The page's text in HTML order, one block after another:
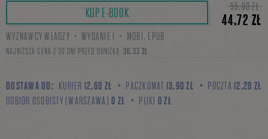
na
KUP E-BOOK 55,90 ZŁ
44,72 ZŁ
WYZNAWCY WŁADZY・WYDANIE I・MOBI, EPUB
NAJNIŻSZA CENA Z 30 DNI PRZED OBNIŻKĄ: 36,33 ZŁ
DOSTAWA OD: KURIER 12,60 ZŁ PACZKOMAT 13,90 ZŁ POCZTA 12,20 ZŁ
ODBIÓR OSOBISTY (WARSZAWA) 0 ZŁ PLIKI 0 ZŁ